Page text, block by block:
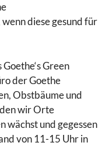
diese gesund für
Green
der Goethe
Obstbäume und
wir Orte
wächst und gegessen
von 11-15 Uhr in